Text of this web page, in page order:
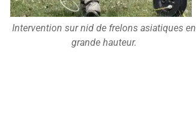
Intervention sur nid de frelons asiatiques en
grande hauteur.